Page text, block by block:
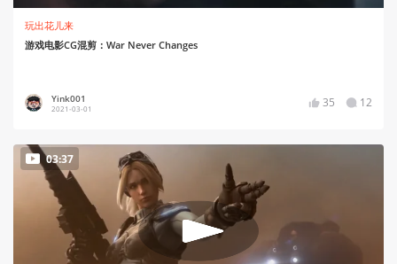
玩出花儿来
游戏电影CG混剪：War Never Changes
Yink001
2021-03-01 35 12
03:37